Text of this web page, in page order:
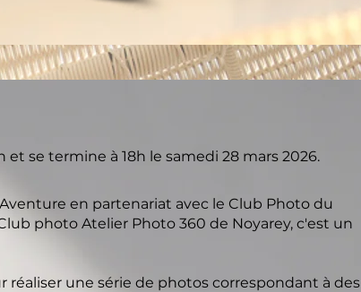
se termine à 18h le samedi 28 mars 2026.
en partenariat avec le Club Photo du
photo Atelier Photo 360 de Noyarey, c'est un
réaliser une série de photos correspondant à des